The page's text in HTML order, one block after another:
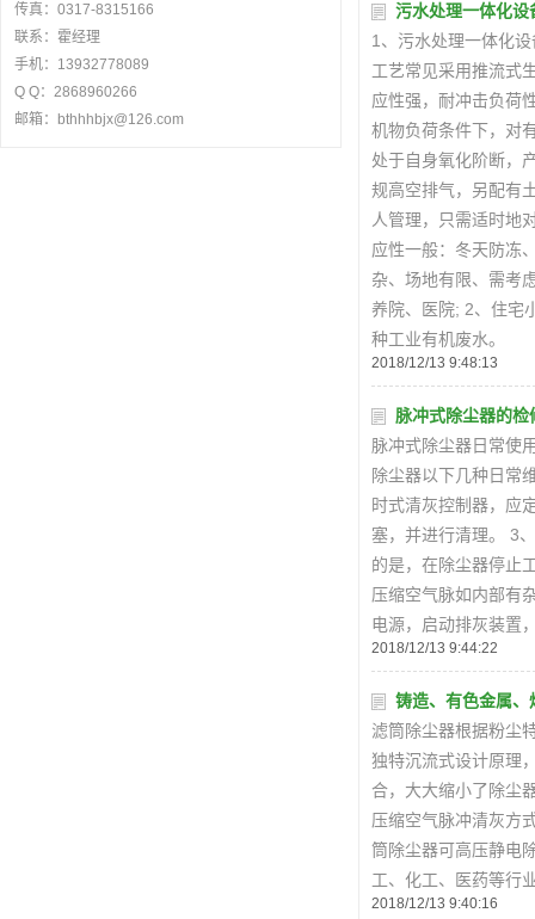
污水处理一体化设
1、污水处理一体化
工艺常见采用推流式
应性强，耐冲击负荷
机物负荷条件下，对
处于自身氧化阶断，
规高空排气，另配有
人管理，只需适时地
应性一般：冬天防冻
杂、场地有限、需考
养院、医院; 2、住宅
种工业有机废水。
2018/12/13 9:48:13
脉冲式除尘器的检
脉冲式除尘器日常使
除尘器以下几种日常
时式清灰控制器，应
塞，并进行清理。 3
的是，在除尘器停止
压缩空气脉如内部有
电源，启动排灰装置
2018/12/13 9:44:22
铸造、有色金属、
滤筒除尘器根据粉尘
独特沉流式设计原理
合，大大缩小了除尘
压缩空气脉冲清灰方
筒除尘器可高压静电
工、化工、医药等行
2018/12/13 9:40:16
传真：0317-8315166
联系：霍经理
手机：13932778089
Q Q：2868960266
邮箱：bthhhbjx@126.com